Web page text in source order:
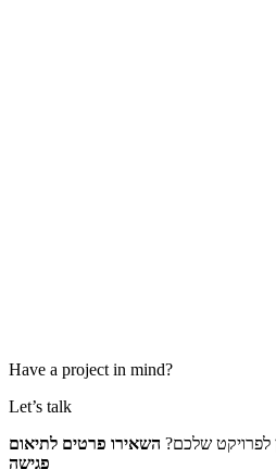
Have a project in mind?
השאירו פרטים לתיאום